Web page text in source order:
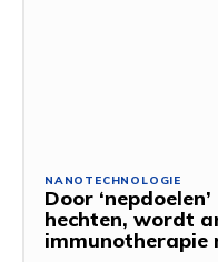
NANOTECHNOLOGIE
Door
hechten, wordt
immunotherapie